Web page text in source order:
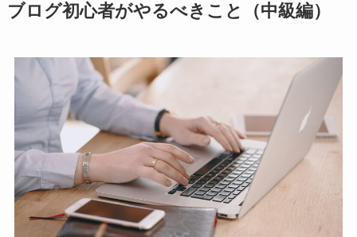
ブログ初心者がやるべきこと（中級編）